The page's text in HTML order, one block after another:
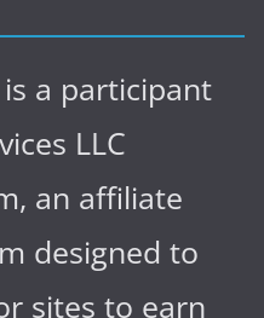
is a participant
LLC
an affiliate
designed to
sites to earn